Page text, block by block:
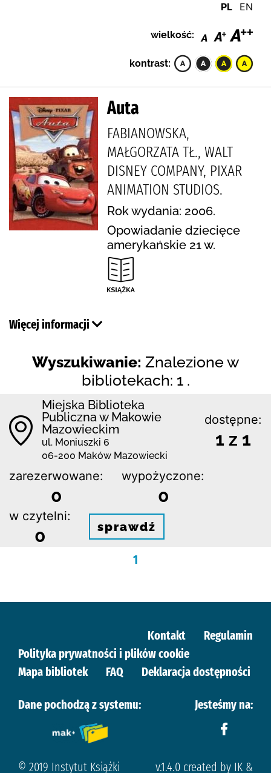
PL EN
wielkość:
kontrast:
Auta
FABIANOWSKA,
MAŁGORZATA TŁ., WALT
DISNEY COMPANY, PIXAR
ANIMATION STUDIOS.
Rok wydania: 2006.
Opowiadanie dziecięce
amerykańskie 21 w.
Więcej informacji
Wyszukiwanie: Znalezione w
bibliotekach: 1 .
Miejska Biblioteka
Publiczna w Makowie
Mazowieckim
ul. Moniuszki 6
06-200 Maków Mazowiecki
dostępne:
1 z 1
zarezerwowane:
0
wypożyczone:
0
w czytelni:
0 sprawdź
1
Kontakt
Regulamin
Polityka prywatności i plików cookie
Mapa bibliotek
FAQ Deklaracja dostępności
Dane pochodzą z systemu: Jesteśmy na:
© 2019 Instytut Książki v.1.4.0 created by IK &